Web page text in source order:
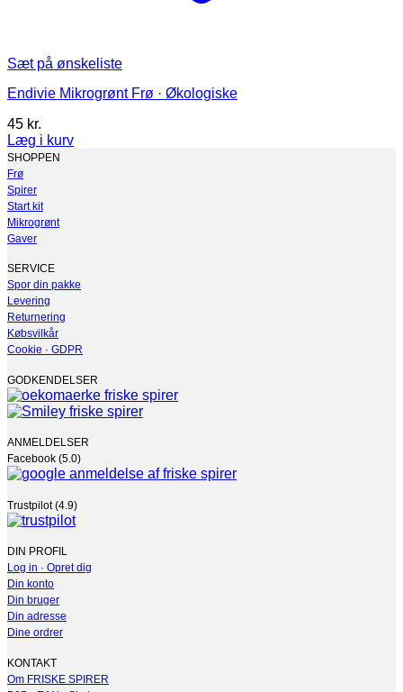
Sæt på ønskeliste
Endivie Mikrogrønt Frø · Økologiske
45 kr.
Læg i kurv
Dette
vare
har
flere
varianter.
Mulighederne
kan
vælges
på
varesiden
SHOPPEN
Frø
Spirer
Start kit
Mikrogrønt
Gaver
SERVICE
Spor din pakke
Levering
Returnering
Købsvilkår
Cookie · GDPR
GODKENDELSER
ANMELDELSER
Facebook (5.0)
Trustpilot (4.9)
DIN PROFIL
Log in · Opret dig
Din konto
Din bruger
Din adresse
Dine ordrer
KONTAKT
Om FRISKE SPIRER